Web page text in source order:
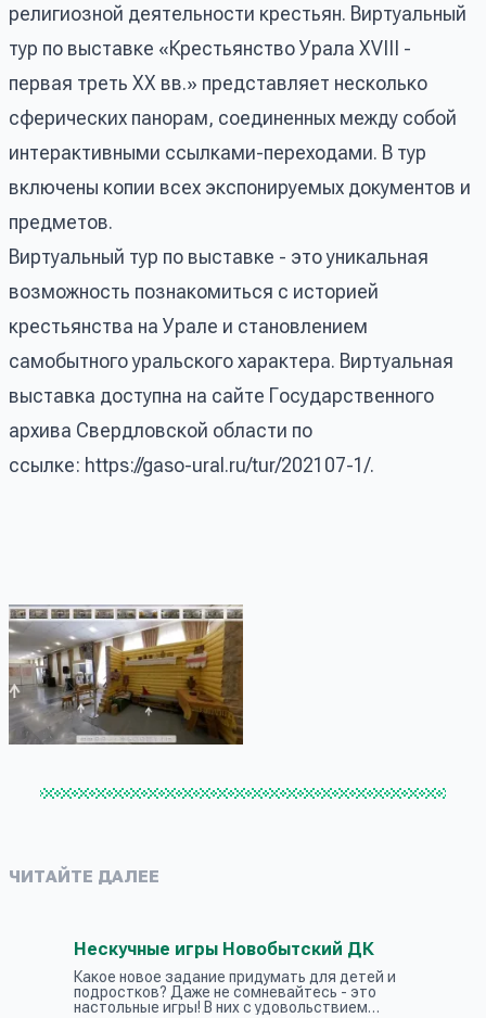
религиозной деятельности крестьян. Виртуальный
тур по выставке «Крестьянство Урала XVIII -
первая треть ХХ вв.» представляет несколько
сферических панорам, соединенных между собой
интерактивными ссылками-переходами. В тур
включены копии всех экспонируемых документов и
предметов.
Виртуальный тур по выставке - это уникальная
возможность познакомиться с историей
крестьянства на Урале и становлением
самобытного уральского характера. Виртуальная
выставка доступна на сайте Государственного
архива Свердловской области по
ссылке: https://gaso-ural.ru/tur/202107-1/.
ЧИТАЙТЕ ДАЛЕЕ
Нескучные игры Новобытский ДК
Какое новое задание придумать для детей и
подростков? Даже не сомневайтесь - это
настольные игры! В них с удовольствием